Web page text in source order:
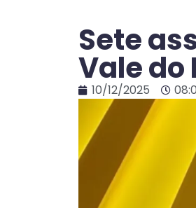
Sete
Vale do
10/12/2025